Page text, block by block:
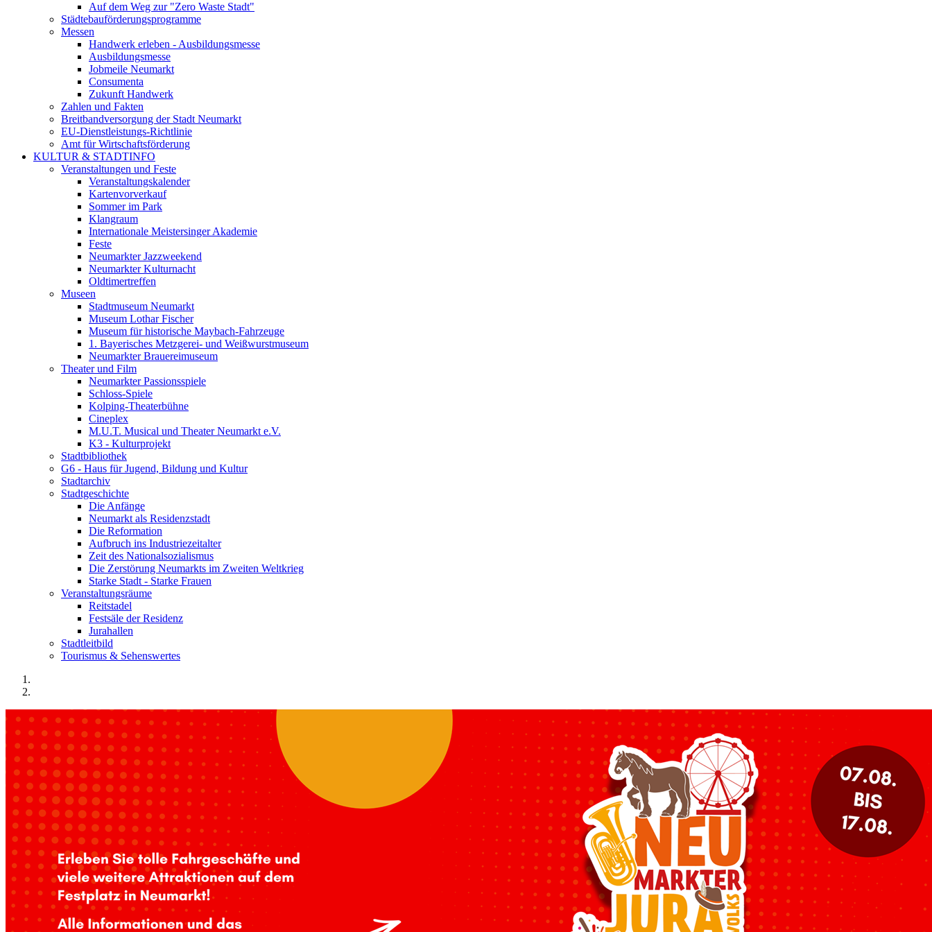
Auf dem Weg zur "Zero Waste Stadt"
Städtebauförderungsprogramme
Messen
Handwerk erleben - Ausbildungsmesse
Ausbildungsmesse
Jobmeile Neumarkt
Consumenta
Zukunft Handwerk
Zahlen und Fakten
Breitbandversorgung der Stadt Neumarkt
EU-Dienstleistungs-Richtlinie
Amt für Wirtschaftsförderung
KULTUR & STADTINFO
Veranstaltungen und Feste
Veranstaltungskalender
Kartenvorverkauf
Sommer im Park
Klangraum
Internationale Meistersinger Akademie
Feste
Neumarkter Jazzweekend
Neumarkter Kulturnacht
Oldtimertreffen
Museen
Stadtmuseum Neumarkt
Museum Lothar Fischer
Museum für historische Maybach-Fahrzeuge
1. Bayerisches Metzgerei- und Weißwurstmuseum
Neumarkter Brauereimuseum
Theater und Film
Neumarkter Passionsspiele
Schloss-Spiele
Kolping-Theaterbühne
Cineplex
M.U.T. Musical und Theater Neumarkt e.V.
K3 - Kulturprojekt
Stadtbibliothek
G6 - Haus für Jugend, Bildung und Kultur
Stadtarchiv
Stadtgeschichte
Die Anfänge
Neumarkt als Residenzstadt
Die Reformation
Aufbruch ins Industriezeitalter
Zeit des Nationalsozialismus
Die Zerstörung Neumarkts im Zweiten Weltkrieg
Starke Stadt - Starke Frauen
Veranstaltungsräume
Reitstadel
Festsäle der Residenz
Jurahallen
Stadtleitbild
Tourismus & Sehenswertes